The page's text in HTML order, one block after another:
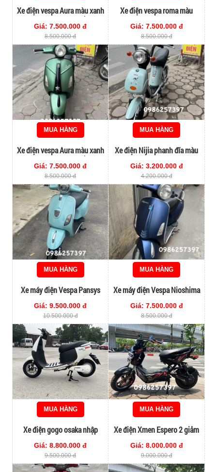
Xe điện vespa Aura màu xanh
bộ đội đẹp xuất sắc
Giá: 7.500.000 đ
8.500.000 đ
Xe điện vespa roma màu
Giá: 7.500.000 đ
8.500.000 đ
MUA HÀNG
Xe điện vespa Aura màu xanh
bộ đội đẹp xuất sắc
Giá: 7.500.000 đ
8.500.000 đ
MUA HÀNG
Xe điện Nijia phanh đĩa màu
Giá: 3.200.000 đ
4.200.000 đ
MUA HÀNG
Xe máy điện Vespa Pansys
đời cao nhập khẩu
Giá: 9.500.000 đ
10.500.000 đ
MUA HÀNG
Xe máy điện Vespa Nioshima
Giá: 7.500.000 đ
8.500.000 đ
MUA HÀNG
Xe điện gogo osaka nhập
khẩu chính hãng
Giá: 8.800.000 đ
9.500.000 đ
MUA HÀNG
Xe điện Xmen Espero 2 giảm
Giá: 8.000.000 đ
9.000.000 đ